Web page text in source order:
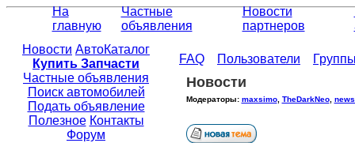
На
главную
Частные
объявления
Новости
партнеров
Новости АвтоКаталог
Купить Запчасти
Частные объявления
Поиск автомобилей
Подать объявление
Полезное Контакты
Форум
FAQ Пользователи
Новости
Модераторы: maxsimo, TheDarkNeo,